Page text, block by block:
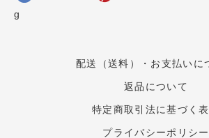
g
配送（送料）・お支払いに
返品について
特定商取引法に基づく
プライバシーポリシー